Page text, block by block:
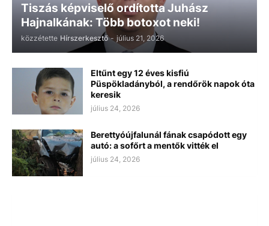
Tiszás képviselő ordította Juhász
Hajnalkának: Több botoxot neki!
közzétette Hírszerkesztő - július 21, 2026
Eltűnt egy 12 éves kisfiú
Püspökladányból, a rendőrök napok óta
keresik
július 24, 2026
Berettyóújfalunál fának csapódott egy
autó: a sofőrt a mentők vitték el
július 24, 2026